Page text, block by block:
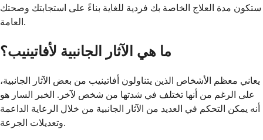
ستكون مدة العلاج الخاصة بك فردية للغاية بناءً على استجابتك وصحتك
العامة.
ما هي الآثار الجانبية لأفاتينيب؟
يعاني معظم الأشخاص الذين يتناولون أفاتينيب من بعض الآثار الجانبية،
على الرغم من أنها تختلف في شدتها من شخص لآخر. الخبر السار هو
أنه يمكن التحكم في العديد من الآثار الجانبية من خلال الرعاية الداعمة
وتعديلات الجرعة.